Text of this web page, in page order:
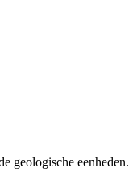
geologische eenheden.